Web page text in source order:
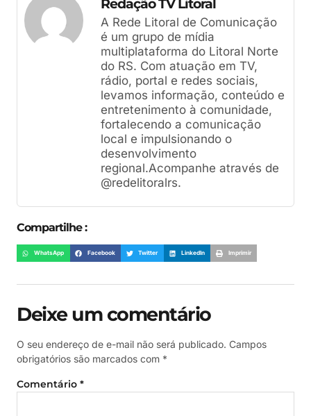
Redação TV Litoral
A Rede Litoral de Comunicação
é um grupo de mídia
multiplataforma do Litoral Norte
do RS. Com atuação em TV,
rádio, portal e redes sociais,
levamos informação, conteúdo e
entretenimento à comunidade,
fortalecendo a comunicação
local e impulsionando o
desenvolvimento
regional.Acompanhe através de
@redelitoralrs.
Compartilhe :
WhatsApp Facebook Twitter LinkedIn Imprimir
Deixe um comentário
O seu endereço de e-mail não será publicado. Campos
obrigatórios são marcados com *
Comentário *